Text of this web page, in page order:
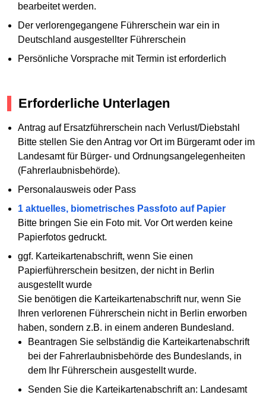
bearbeitet werden.
Der verlorengegangene Führerschein war ein in
Deutschland ausgestellter Führerschein
Persönliche Vorsprache mit Termin ist erforderlich
Erforderliche Unterlagen
Antrag auf Ersatzführerschein nach Verlust/Diebstahl
Bitte stellen Sie den Antrag vor Ort im Bürgeramt oder im
Landesamt für Bürger- und Ordnungsangelegenheiten
(Fahrerlaubnisbehörde).
Personalausweis oder Pass
1 aktuelles, biometrisches Passfoto auf Papier
Bitte bringen Sie ein Foto mit. Vor Ort werden keine
Papierfotos gedruckt.
ggf. Karteikartenabschrift, wenn Sie einen
Papierführerschein besitzen, der nicht in Berlin
ausgestellt wurde
Sie benötigen die Karteikartenabschrift nur, wenn Sie
Ihren verlorenen Führerschein nicht in Berlin erworben
haben, sondern z.B. in einem anderen Bundesland.
Beantragen Sie selbständig die Karteikartenabschrift
bei der Fahrerlaubnisbehörde des Bundeslands, in
dem Ihr Führerschein ausgestellt wurde.
Senden Sie die Karteikartenabschrift an: Landesamt